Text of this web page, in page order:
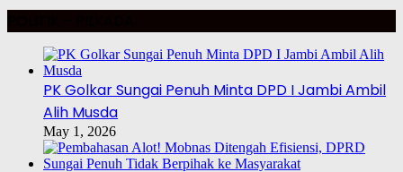
PK Golkar Sungai Penuh Minta DPD I Jambi Ambil
Alih Musda
May 1, 2026